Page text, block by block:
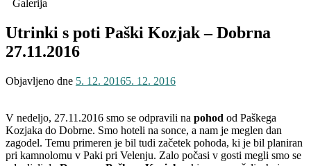
Galerija
Utrinki s poti Paški Kozjak – Dobrna
27.11.2016
Objavljeno dne 5. 12. 20165. 12. 2016
V nedeljo, 27.11.2016 smo se odpravili na pohod od Paškega
Kozjaka do Dobrne. Smo hoteli na sonce, a nam je meglen dan
zagodel. Temu primeren je bil tudi začetek pohoda, ki je bil planiran
pri kamnolomu v Paki pri Velenju. Zalo počasi v gosti megli smo se